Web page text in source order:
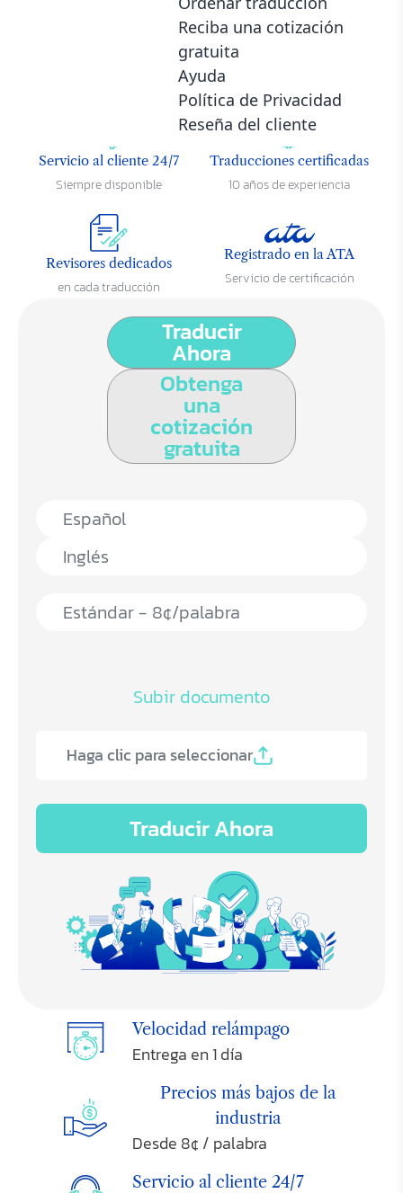
Reciba una cotización
gratuita
Ayuda
Política de Privacidad
Reseña del cliente
Precios más bajos de la
Servicio al cliente 24/7
Siempre disponible
Traducciones certificadas
10 años de experiencia
Revisores dedicados
en cada traducción
Registrado en la ATA
Servicio de certificación
Traducir
Ahora
Obtenga
una
cotización
gratuita
Subir documento
Haga clic para seleccionar
Velocidad relámpago
Entrega en 1 día
Precios más bajos de la
industria
Desde 8¢ / palabra
Servicio al cliente 24/7